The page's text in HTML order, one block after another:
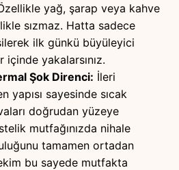
yağ, şarap veya kahve
sızmaz. Hatta sadece
ilk günkü büyüleyici
yakalarsınız.
Şok Direnci: İleri
yapısı sayesinde sıcak
doğrudan yüzeye
mutfağınızda nihale
tamamen ortadan
bu sayede mutfakta